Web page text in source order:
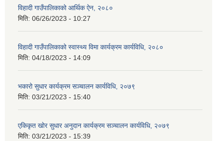
विहादी गाउँपालिकाको आर्थिक ऐन, २०८०
मिति: 06/26/2023 - 10:27
विहादी गाउँपालिकाको स्वास्थ्य विमा कार्यक्रम कार्यविधि, २०८०
मिति: 04/18/2023 - 14:09
भकारो सुधार कार्यक्रम सञ्चालन कार्यविधि, २०७९
मिति: 03/21/2023 - 15:40
एकिकृत खोर सुधार अनुदान कार्यक्रम सञ्चालन कार्यविधि, २०७९
मिति: 03/21/2023 - 15:39